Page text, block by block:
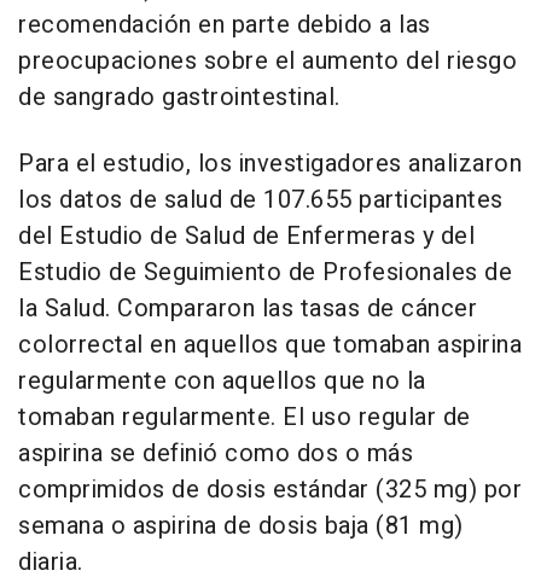
recomendación en parte debido a las
preocupaciones sobre el aumento del riesgo
de sangrado gastrointestinal.
Para el estudio, los investigadores analizaron
los datos de salud de 107.655 participantes
del Estudio de Salud de Enfermeras y del
Estudio de Seguimiento de Profesionales de
la Salud. Compararon las tasas de cáncer
colorrectal en aquellos que tomaban aspirina
regularmente con aquellos que no la
tomaban regularmente. El uso regular de
aspirina se definió como dos o más
comprimidos de dosis estándar (325 mg) por
semana o aspirina de dosis baja (81 mg)
diaria.